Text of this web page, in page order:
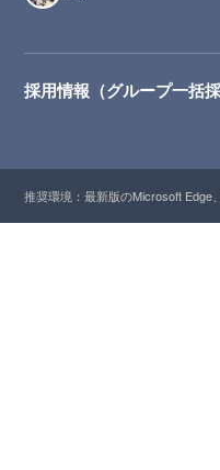
採用情報（グループ一括採
推奨環境：最新版のMicrosoft Edge